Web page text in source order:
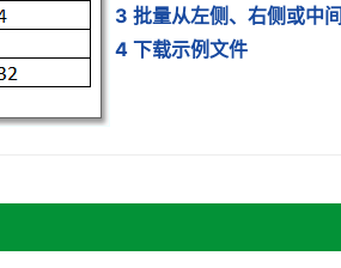
3 批量从左侧、右侧或中
4 下载示例文件